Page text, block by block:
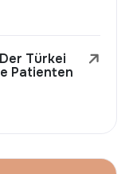
Türkei
Patienten